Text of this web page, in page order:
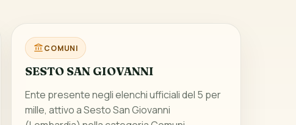
COMUNI
SESTO SAN GIOVANNI
Ente presente negli elenchi ufficiali del 5 per
mille, attivo a Sesto San Giovanni